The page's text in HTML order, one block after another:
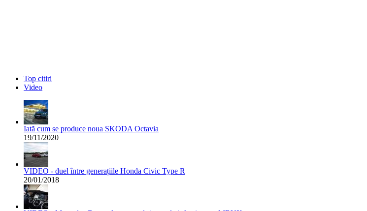
Top citiri
Video
Iată cum se produce noua SKODA Octavia
19/11/2020
VIDEO - duel între generațiile Honda Civic Type R
20/01/2018